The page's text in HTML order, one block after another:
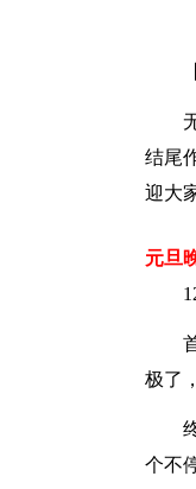
结尾
迎大
元旦
极了
个不